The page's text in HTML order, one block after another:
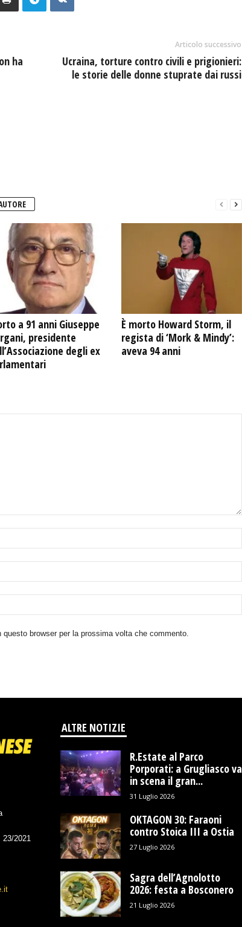
ha
Articolo successivo
Ucraina, torture contro civili e prigionieri:
le storie delle donne stuprate dai russi
a 91 anni Giuseppe
presidente
degli ex
È morto Howard Storm, il
regista di ‘Mork & Mindy’:
aveva 94 anni
browser per la prossima volta che commento.
23/2021
ALTRE NOTIZIE
R.Estate al Parco
Porporati: a Grugliasco va
in scena il gran...
31 Luglio 2026
OKTAGON 30: Faraoni
contro Stoica III a Ostia
27 Luglio 2026
Sagra dell’Agnolotto
2026: festa a Bosconero
21 Luglio 2026